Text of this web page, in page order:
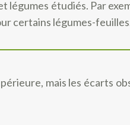
étudiés. Par
certains légumes-
mais les écarts